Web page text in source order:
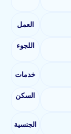
العمل
اللجوء
خدمات
السكن
الجنسية